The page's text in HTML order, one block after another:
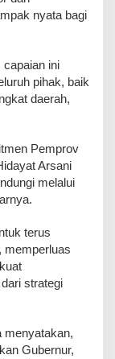
nyata bagi
ini
pihak, baik
daerah,
Pemprov
Arsani
melalui
terus
memperluas
strategi
menyatakan,
Gubernur,